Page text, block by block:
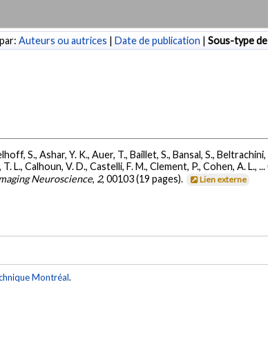
Auteurs ou autrices | Date de publication | Sous-type
S., Ashar, Y. K., Auer, T., Baillet, S., Bansal, S.,
Calhoun, V. D., Castelli, F. M., Clement, P., Cohen, A. L.,
Neuroscience, 2, 00103 (19 pages). Lien externe
Montréal.